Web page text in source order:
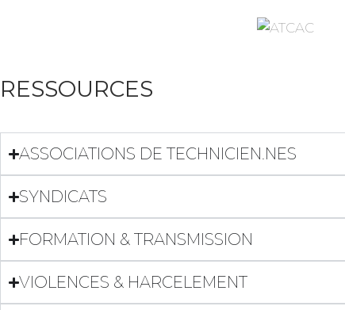
RESSOURCES
ASSOCIATIONS DE TECHNICIEN.NES
SYNDICATS
FORMATION & TRANSMISSION
VIOLENCES & HARCELEMENT